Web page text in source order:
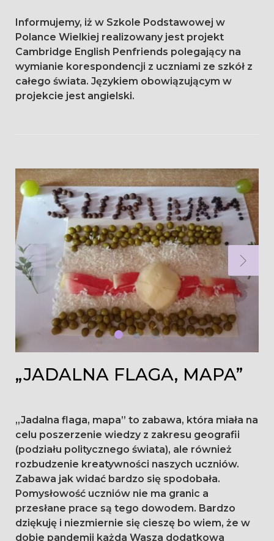
Informujemy, iż w Szkole Podstawowej w
Polance Wielkiej realizowany jest projekt
Cambridge English Penfriends polegający na
wymianie korespondencji z uczniami ze szkół z
całego świata. Językiem obowiązującym w
projekcie jest angielski.
„JADALNA FLAGA, MAPA”
„Jadalna flaga, mapa” to zabawa, która miała na
celu poszerzenie wiedzy z zakresu geografii
(podziału politycznego świata), ale również
rozbudzenie kreatywności naszych uczniów.
Zabawa jak widać bardzo się spodobała.
Pomysłowość uczniów nie ma granic a
przesłane prace są tego dowodem. Bardzo
dziękuję i niezmiernie się cieszę bo wiem, że w
dobie pandemii każda Wasza dodatkowa